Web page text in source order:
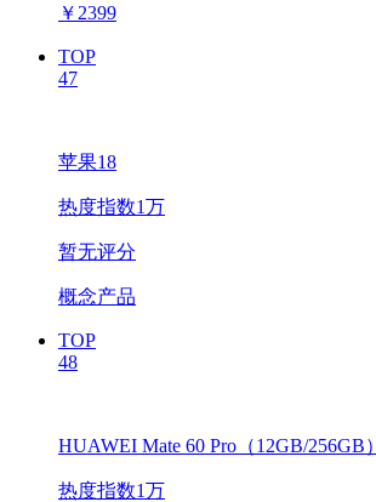
￥ 2399
TOP
47
苹果18
热度指数1万
暂无评分
概念产品
TOP
48
HUAWEI Mate 60 Pro（12GB/256GB）
热度指数1万